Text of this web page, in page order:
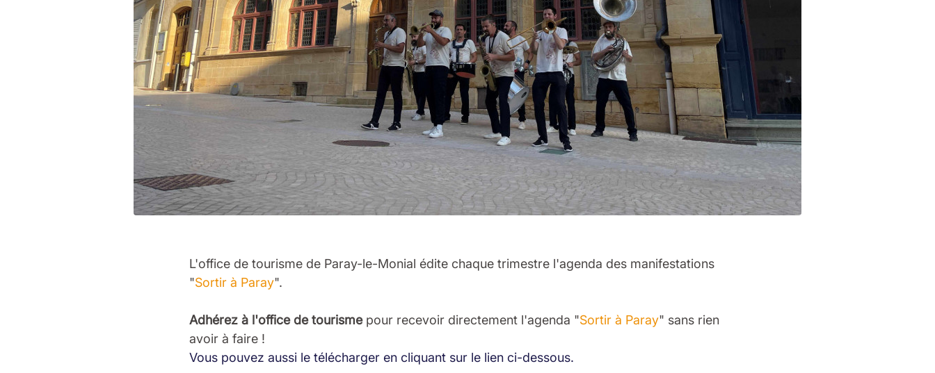
L'office de tourisme de Paray-le-Monial édite chaque trimestre l'agenda des manifestations
"Sortir à Paray".
Adhérez à l'office de tourismepour recevoir directement l'agenda "Sortir à Paray" sans rien
avoir à faire !
Vous pouvez aussi le télécharger en cliquant sur le lien ci-dessous.